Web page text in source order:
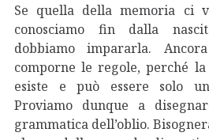
Se quella della memoria ci
conosciamo fin dalla
dobbiamo impararla.
comporne le regole, perché
esiste e può essere solo
Proviamo dunque a
grammatica dell’oblio.